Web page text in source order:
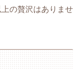
の贅沢はありませ